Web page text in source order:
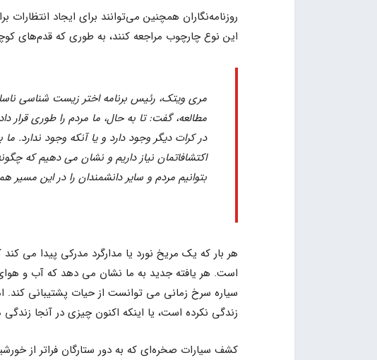
روزنامه‌نگاران همچنین می‌توانند برای ایجاد
این نوع چارچوب مراجعه کنند، به طوری که قدم‌های
مری ویتک، رئیس برنامه اختر زیست شناسی
مطالعه، گفت: تا به حال، ما مردم را طوری قرار
در کرات دیگر وجود دارد و یا آنکه وجود ندارد.
اکتشافاتمان نیاز داریم و نشان می دهیم که
بتوانیم مردم و سایر دانشمندان را در این مسیر
هر بار که یک مریخ نورد یا مدارگرد مدرکی پیدا می
است. هر یافته جدید به ما نشان می دهد که آب و
سیاره سرخ زمانی می توانست از حیات پشتیبانی کند.
زندگی نکرده است، یا اینکه اکنون چیزی در آنجا
کشف سیارات صخره‌ای که به دور ستارگان فراتر از